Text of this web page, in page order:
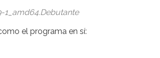
1_amd64.Debutante
el programa en sí: